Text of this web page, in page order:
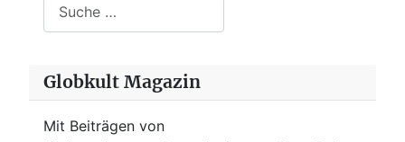
Globkult Magazin
Mit Beiträgen von